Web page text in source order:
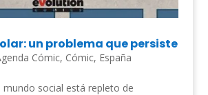
un problema que persiste
Cómic, Cómic, España
mundo social está repleto de